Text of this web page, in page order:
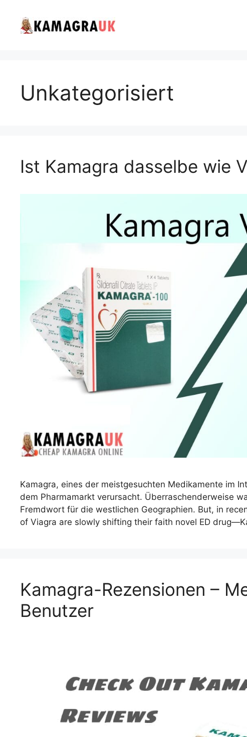
content
Unkategorisiert
Ist Kamagra dasselbe wie
Kamagra, eines der meistgesuchten Medikamente im
dem Pharmamarkt verursacht. Überraschenderweise
Fremdwort für die westlichen Geographien. But, in
of Viagra are slowly shifting their faith novel ED
Kamagra-Rezensionen –
Benutzer